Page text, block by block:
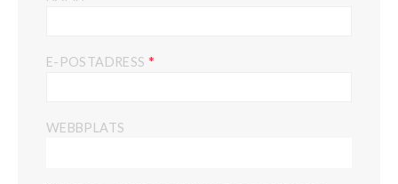
E-POSTADRESS *
WEBBPLATS